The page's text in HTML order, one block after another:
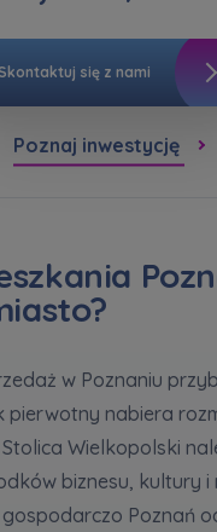
zgodę na
od...
osobie przysługuje
się z nami
Poznaj inwestycję
w Poznaniu
pierwotny nabiera
Wielkopolski
biznesu, kultury i
gospodarczo Poznań
obsługę w języku
że w trosce o
zgodę na
od
osobie przysługuje prawo
... *
персональних... *
електронних послуг
з нами
Wyślij
Wyślij